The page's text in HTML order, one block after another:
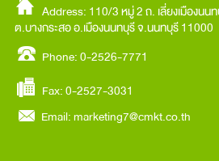
Address: 110/3 หมู่ 2 ถ. เลี่ยงเมืองนน
ต.บางกระสอ อ.เมืองนนทบุรี จ.นนทบุรี 11000
Phone: 0-2526-7771
Fax: 0-2527-3031
Email:marketing7@cmkt.co.th